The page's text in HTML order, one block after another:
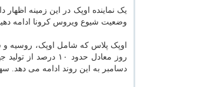
یک نماینده اوپک در این زمینه
وضعیت شیوع ویروس کرونا ادامه
دسامبر به این روند ادامه می دهد. سهم اوپک از این